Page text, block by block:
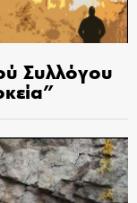
Συλλόγου